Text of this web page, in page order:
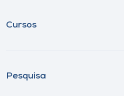
Cursos
Pesquisa